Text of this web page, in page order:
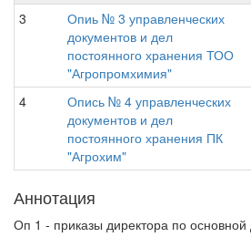
3
Опиь № 3 управленческих
документов и дел
постоянного хранения ТОО
"Агропромхимия"
4
Опись № 4 управленческих
документов и дел
постоянного хранения ПК
"Агрохим"
Аннотация
Оп 1 - приказы директора по основной